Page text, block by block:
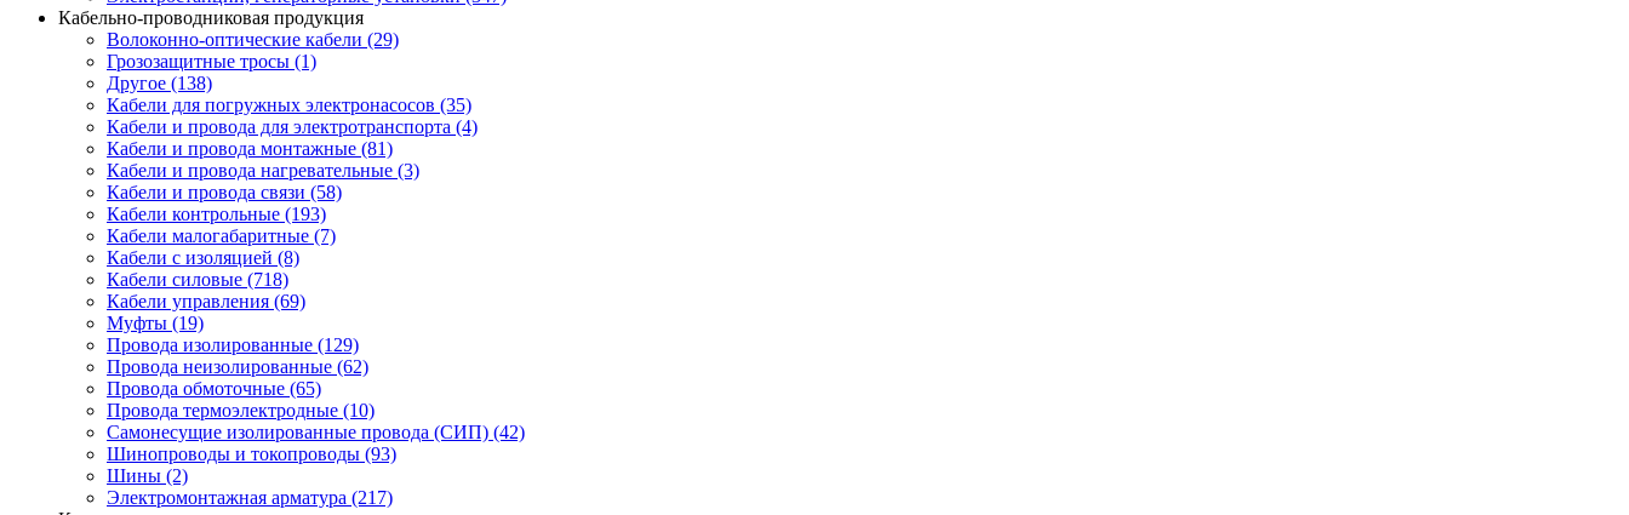
Кабельно-проводниковая продукция
Волоконно-оптические кабели (29)
Грозозащитные тросы (1)
Другое (138)
Кабели для погружных электронасосов (35)
Кабели и провода для электротранспорта (4)
Кабели и провода монтажные (81)
Кабели и провода нагревательные (3)
Кабели и провода связи (58)
Кабели контрольные (193)
Кабели малогабаритные (7)
Кабели с изоляцией (8)
Кабели силовые (718)
Кабели управления (69)
Муфты (19)
Провода изолированные (129)
Провода неизолированные (62)
Провода обмоточные (65)
Провода термоэлектродные (10)
Самонесущие изолированные провода (СИП) (42)
Шинопроводы и токопроводы (93)
Шины (2)
Электромонтажная арматура (217)